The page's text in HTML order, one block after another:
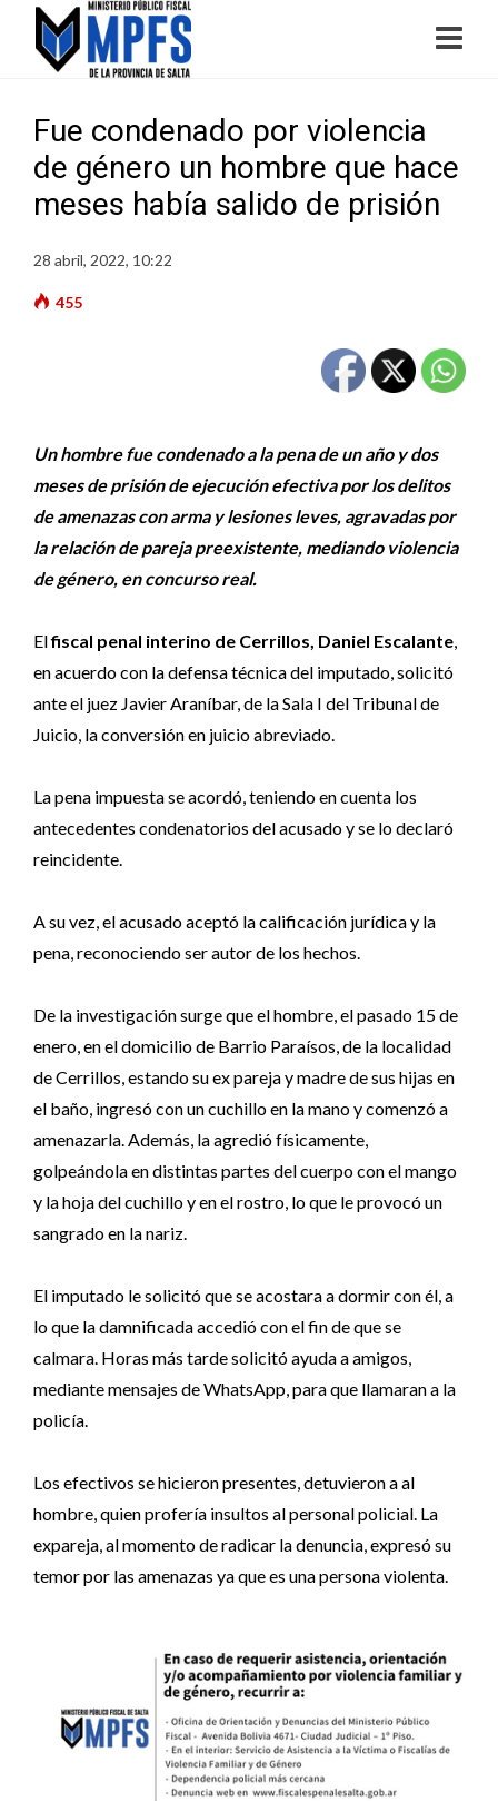
Fue condenado por violencia
de género un hombre que hace
meses había salido de prisión
28 abril, 2022, 10:22
455
Un hombre fue condenado a la pena de un año y dos
meses de prisión de ejecución efectiva por los delitos
de amenazas con arma y lesiones leves, agravadas por
la relación de pareja preexistente, mediando violencia
de género, en concurso real.
Elfiscal penal interino de Cerrillos, Daniel Escalante,
en acuerdo con la defensa técnica del imputado, solicitó
ante el juez Javier Araníbar, de la Sala I del Tribunal de
Juicio, la conversión en juicio abreviado.
La pena impuesta se acordó, teniendo en cuenta los
antecedentes condenatorios del acusado y se lo declaró
reincidente.
A su vez, el acusado aceptó la calificación jurídica y la
pena, reconociendo ser autor de los hechos.
De la investigación surge que el hombre, el pasado 15 de
enero, en el domicilio de Barrio Paraísos, de la localidad
de Cerrillos, estando su ex pareja y madre de sus hijas en
el baño, ingresó con un cuchillo en la mano y comenzó a
amenazarla. Además, la agredió físicamente,
golpeándola en distintas partes del cuerpo con el mango
y la hoja del cuchillo y en el rostro, lo que le provocó un
sangrado en la nariz.
El imputado le solicitó que se acostara a dormir con él, a
lo que la damnificada accedió con el fin de que se
calmara. Horas más tarde solicitó ayuda a amigos,
mediante mensajes de WhatsApp, para que llamaran a la
policía.
Los efectivos se hicieron presentes, detuvieron a al
hombre, quien profería insultos al personal policial. La
expareja, al momento de radicar la denuncia, expresó su
temor por las amenazas ya que es una persona violenta.